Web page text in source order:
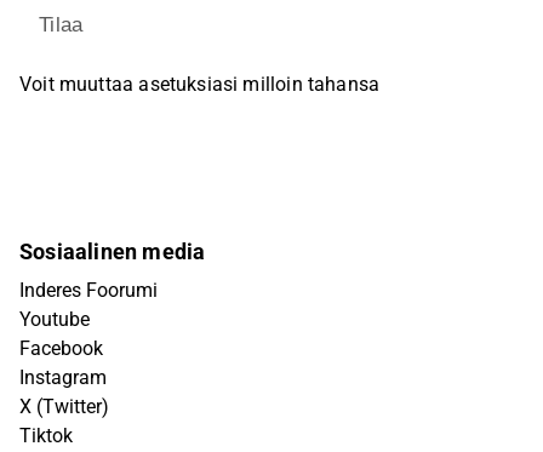
Tilaa
Voit muuttaa asetuksiasi milloin tahansa
Sosiaalinen media
Inderes Foorumi
Youtube
Facebook
Instagram
X (Twitter)
Tiktok